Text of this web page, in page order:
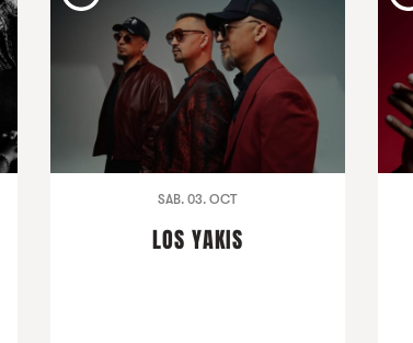
SAB. 03. OCT
LOS YAKIS